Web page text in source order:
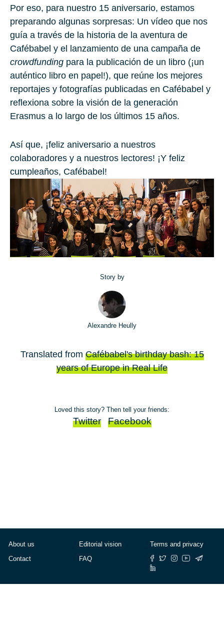
Por eso, para nuestro 15 aniversario, estamos
preparando algunas sorpresas: Un vídeo que nos
guía a través de la historia de la aventura de
Cafébabel y el lanzamiento de una campaña de
crowdfunding para la publicación de un libro (¡un
auténtico libro en papel!), que reúne los mejores
reportajes y fotografías publicadas en Cafébabel y
reflexiona sobre la visión de la generación
Erasmus a lo largo de los últimos 15 años.
Así que, ¡feliz aniversario a nuestros
colaboradores y a nuestros lectores! ¡Y feliz
cumpleaños, Cafébabel!
Story by
Alexandre Heully
Translated from Cafébabel's birthday bash: 15
years of Europe in Real Life
Loved this story? Then tell your friends:
Twitter Facebook
About us
Contact
Editorial vision
FAQ
Terms and privacy